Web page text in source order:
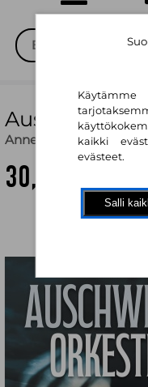
Auschwitzin
Anne Sebba,Juha
30,50 €
Käytämme
kaikki
evästeet.
Salli